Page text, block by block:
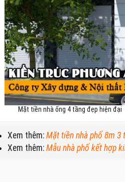
Mặt tiền nhà ống 4 tầng đẹp hiện đại
Xem thêm: Mặt tiền nhà phố 8m 3
Xem thêm: Mẫu nhà phố kết hợp